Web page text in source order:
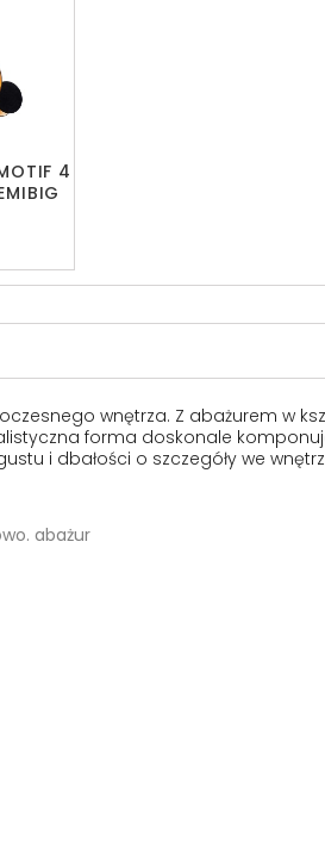
4
wnętrza. Z abażurem
forma doskonale
i dbałości o szczegóły we
abażur